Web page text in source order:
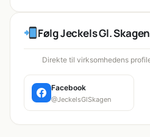
Følg Jeckels Gl.
Direkte til virksomhedens
Facebook
@JeckelsGlSkagen